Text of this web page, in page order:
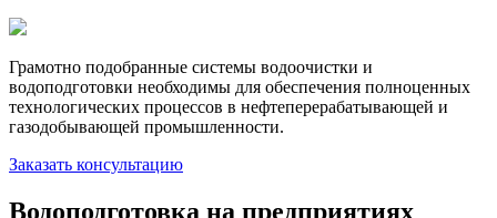
Грамотно подобранные системы водоочистки и
водоподготовки необходимы для обеспечения полноценных
технологических процессов в нефтеперерабатывающей и
газодобывающей промышленности.
Заказать консультацию
Водоподготовка на предприятиях